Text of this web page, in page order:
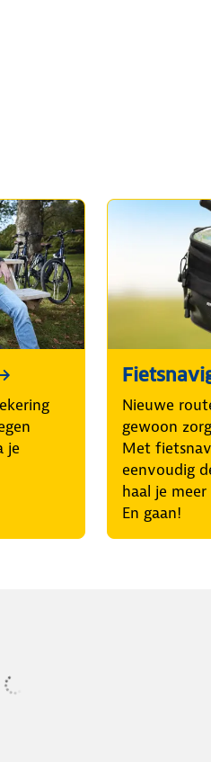
je
Nieuwe
gewoon
Met
eenvoudig
haal je
En gaan!